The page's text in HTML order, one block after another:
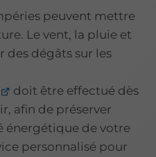
peuvent mettre
Le vent, la pluie et
des dégâts sur les
doit être effectué dès
afin de préserver
énergétique de votre
personnalisé pour